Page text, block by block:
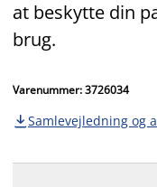
at beskytte din
brug.
Varenummer: 3726034
 Samlevejledning og